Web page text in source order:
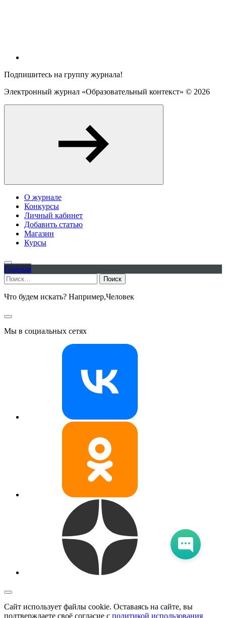
Подпишитесь на группу журнала!
Электронный журнал «Образовательный контекст» © 2026
О журнале
Конкурсы
Личный кабинет
Добавить статью
Магазин
Курсы
Главная
Найти:
Что будем искать? Например,Человек
Мы в социальных сетях
Сайт использует файлы cookie. Оставаясь на сайте, вы
подтверждаете своё согласие с политикой использования